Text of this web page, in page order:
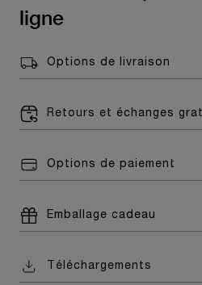
ligne
Options de livraison
Retours et échanges
Options de paiement
Emballage cadeau
Téléchargements